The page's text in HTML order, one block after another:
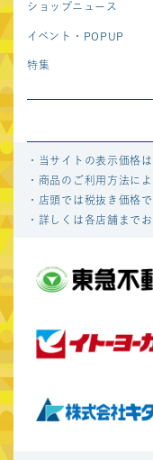
Stage
グラッセリア青山
みのおキューズモール
ショップニュース
イベント・POPUP
特集
・当サイトの表示価格
・商品のご利用方法に
・店頭では税抜き価格
・詳しくは各店舗まで